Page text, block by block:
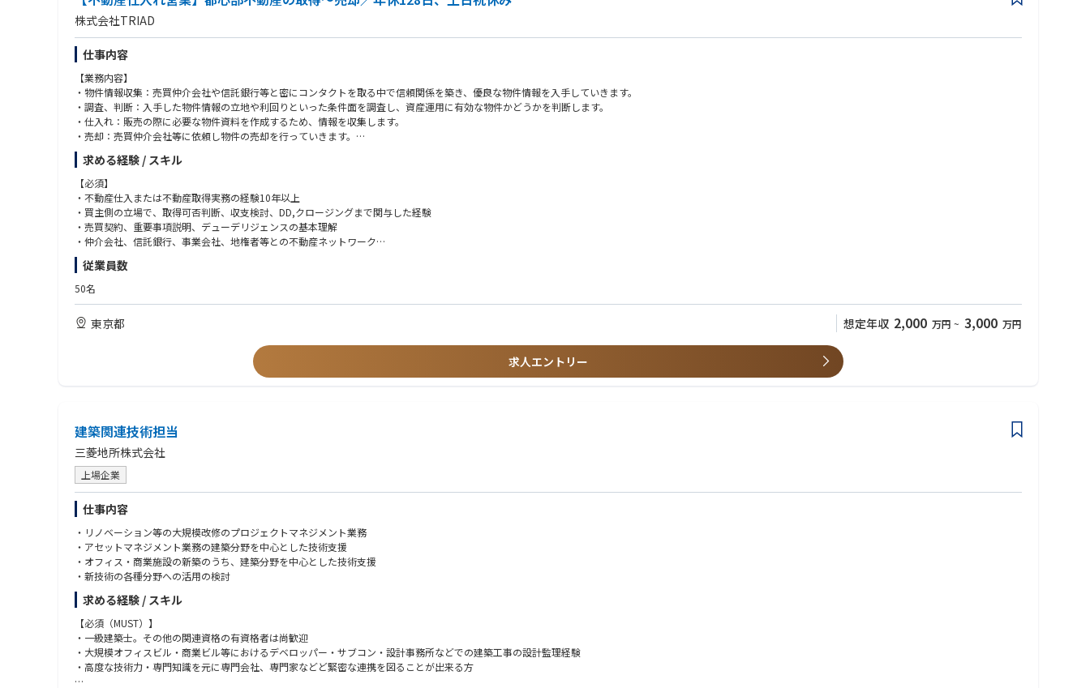
株式会社TRIAD
仕事内容
【業務内容】
・物件情報収集：売買仲介会社や信託銀行等と密にコンタクトを取る中で信頼関係を築き、優良な物件情報を入手していきます。
・調査、判断：入手した物件情報の立地や利回りといった条件面を調査し、資産運用に有効な物件かどうかを判断します。
・仕入れ：販売の際に必要な物件資料を作成するため、情報を収集します。
・売却：売買仲介会社等に依頼し物件の売却を行っていきます。
【魅力】
■社風
組織がフラットで経営陣や上司との距離も近く、自身の考えや意見を積極的に発信できる環境のため、やりがいを感じやすいです。
また、1人1人の社員が裁量を持って自由に仕事を進められる環境です。
■働き方
また、社員のほとんどが私服で勤務をしております。
会社として時差出勤を推奨しており、出社時間や退社時間は柔軟に調整できます。
残業もほぼなく休日もしっかりと取れ、離職率も低く、好待遇な環境です。
■当職種について
経験年数や年齢に関わらず、成果に応じて評価される仕組みとなっており、ご自身のスキルや実績に応じた報酬を得ることができます。
また当職種に業務従事する社員の平均年齢は38歳で、若手から中堅まで幅広い世代の社員が活躍しております。
求める経験 / スキル
【必須】
・不動産仕入または不動産取得実務の経験10年以上
・買主側の立場で、取得可否判断、収支検討、DD,クロージングまで関与した経験
・売買契約、重要事項説明、デューデリジェンスの基本理解
・仲介会社、信託銀行、事業会社、地権者等との不動産ネットワーク
・10億円以上の不動産売買または取得案件の取り扱い経験
・収支、出口、リスクを踏まえ、事業性を自ら判断できる方
・都心部不動産の取得経験
・権利調整、立ち退き、借地底地、区分集約、再開発、バリューアップ案件の経験
・一棟収益不動産、開発用地、ホテル、商業施設、オフィス等の取得経験
・自ら新規情報ルートを開拓し、仕入れ実績につなげた経験
・物件情報を受け取るだけでなく、案件化・事業化まで主体的に進められる方
・不動産を「買えるか／買えないか」だけでなく、「どうすれば利益化できるか」で考えられる方
・社内外の関係者を巻き込み、クロージングまで粘り強く進められる方
・収支、リスク、出口を踏まえて冷静に判断できる方
・アセットタイプにこだわらず、ビジネスチャンスを十何位捉えられる方
・裁量の大きい環境で、自ら成果を出すことにやりがいを感じる方
従業員数
50名
東京都 想定年収 2,000 万円 ~ 3,000 万円
求人エントリー
建築関連技術担当
三菱地所株式会社
上場企業
仕事内容
・リノベーション等の大規模改修のプロジェクトマネジメント業務
・アセットマネジメント業務の建築分野を中心とした技術支援
・オフィス・商業施設の新築のうち、建築分野を中心とした技術支援
・新技術の各種分野への活用の検討
求める経験 / スキル
【必須（MUST）】
・一級建築士。その他の関連資格の有資格者は尚歓迎
・大規模オフィスビル・商業ビル等におけるデベロッパー・サブコン・設計事務所などでの建築工事の設計監理経験
・高度な技術力・専門知識を元に専門会社、専門家などど緊密な連携を図ることが出来る方